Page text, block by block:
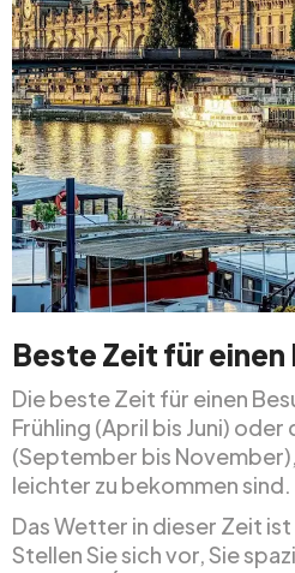
Beste Zeit für einen
Die beste Zeit für einen
Frühling (April bis Juni)
(September bis
leichter zu bekommen sind.
Das Wetter in dieser Zeit
Stellen Sie sich vor, Sie